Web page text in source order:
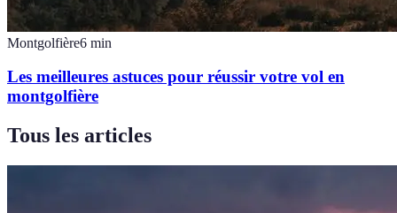
Montgolfière6 min
Les meilleures astuces pour réussir votre vol en
montgolfière
Tous les articles